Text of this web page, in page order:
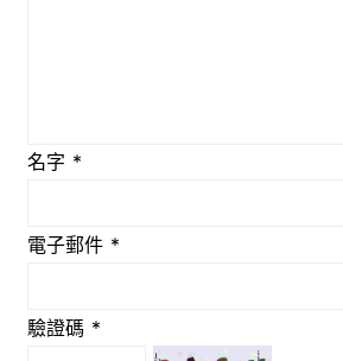
名字 *
電子郵件 *
驗證碼 *